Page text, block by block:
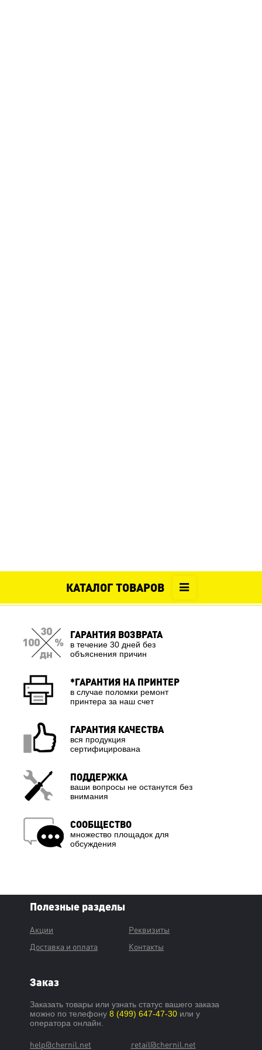
КАТАЛОГ ТОВАРОВ
ГАРАНТИЯ ВОЗВРАТА
в течение 30 дней без
объяснения причин
*ГАРАНТИЯ НА ПРИНТЕР
в случае поломки ремонт
принтера за наш счет
ГАРАНТИЯ КАЧЕСТВА
вся продукция
сертифицирована
ПОДДЕРЖКА
ваши вопросы не останутся без
внимания
СООБЩЕСТВО
множество площадок для
обсуждения
Полезные разделы
Акции
Доставка и оплата
Реквизиты
Контакты
Заказ
Заказать товары или узнать статус вашего заказа
можно по телефону8 (499) 647-47-30 или у
оператора онлайн.
help@chernil.net retail@chernil.net